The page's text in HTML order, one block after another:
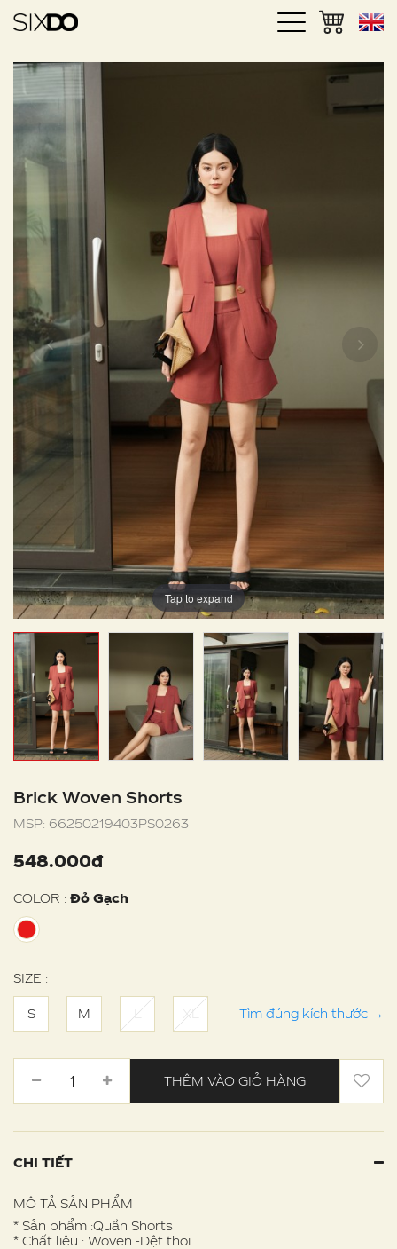
Tap to expand
Brick Woven Shorts
MSP: 66250219403PS0263
548.000đ
COLOR : Đỏ Gạch
SIZE :
S M L XL Tìm đúng kích thước →
THÊM VÀO GIỎ HÀNG
CHI TIẾT
MÔ TẢ SẢN PHẨM
* Sản phẩm :Quần Shorts
* Chất liệu : Woven -Dệt thoi